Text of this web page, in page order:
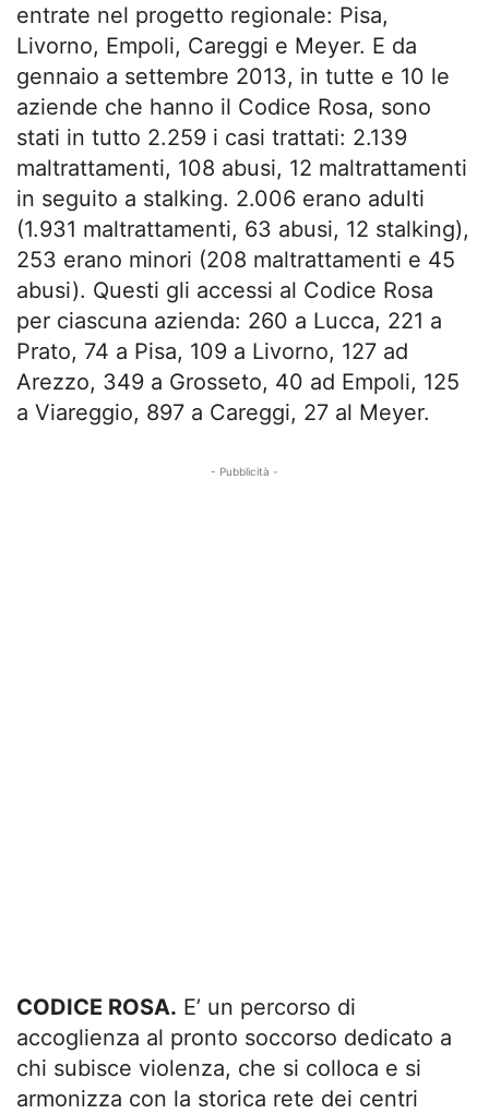
entrate nel progetto regionale: Pisa,
Livorno, Empoli, Careggi e Meyer. E da
gennaio a settembre 2013, in tutte e 10 le
aziende che hanno il Codice Rosa, sono
stati in tutto 2.259 i casi trattati: 2.139
maltrattamenti, 108 abusi, 12 maltrattamenti
in seguito a stalking. 2.006 erano adulti
(1.931 maltrattamenti, 63 abusi, 12 stalking),
253 erano minori (208 maltrattamenti e 45
abusi). Questi gli accessi al Codice Rosa
per ciascuna azienda: 260 a Lucca, 221 a
Prato, 74 a Pisa, 109 a Livorno, 127 ad
Arezzo, 349 a Grosseto, 40 ad Empoli, 125
a Viareggio, 897 a Careggi, 27 al Meyer.
- Pubblicità -
CODICE ROSA. E’ un percorso di
accoglienza al pronto soccorso dedicato a
chi subisce violenza, che si colloca e si
armonizza con la storica rete dei centri